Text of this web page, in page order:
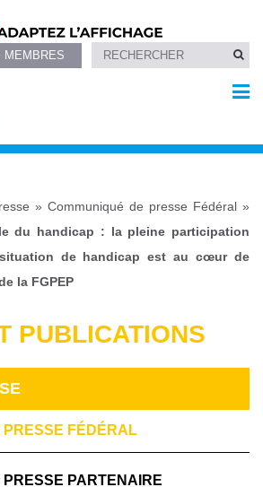
MEMBRES
» Communiqué de presse Fédéral »
du handicap : la pleine participation
de handicap est au cœur de
la FGPEP
PUBLICATIONS
PRESSE FÉDÉRAL
PARTENAIRE